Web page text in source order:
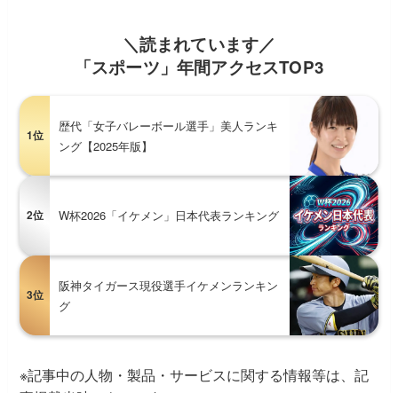
＼読まれています／
「スポーツ」年間アクセスTOP3
1位
歴代「女子バレーボール選手」美人ランキ
ング【2025年版】
2位 W杯2026「イケメン」日本代表ランキング
3位
阪神タイガース現役選手イケメンランキン
グ
※記事中の人物・製品・サービスに関する情報等は、記